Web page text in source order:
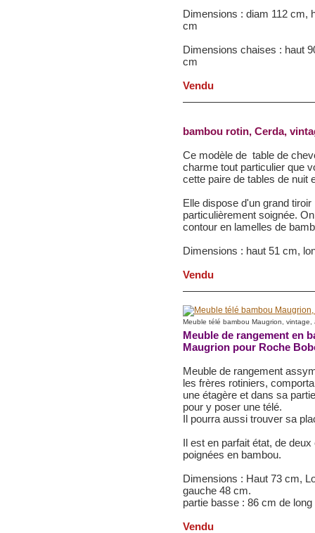
Dimensions : diam 112 cm,
cm
Dimensions chaises : haut
cm
Vendu
bambou rotin, Cerda,
Ce modèle de table de
charme tout particulier que
cette paire de tables de nuit
Elle dispose d'un grand
particulièrement soignée.
contour en lamelles de
Dimensions : haut 51 cm,
Vendu
Meuble télé bambou Maugrion, vintage,
Meuble de rangement en
Maugrion pour Roche
Meuble de rangement
les frères rotiniers,
une étagère et dans sa
pour y poser une télé.
Il pourra aussi trouver sa
Il est en parfait état, de
poignées en bambou.
Dimensions : Haut 73 cm,
gauche 48 cm.
partie basse : 86 cm de
Vendu